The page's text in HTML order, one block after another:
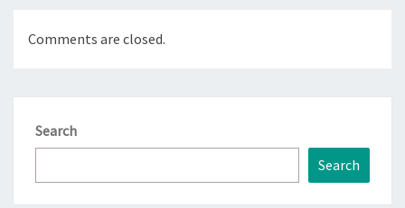
Comments are closed.
Search
Search